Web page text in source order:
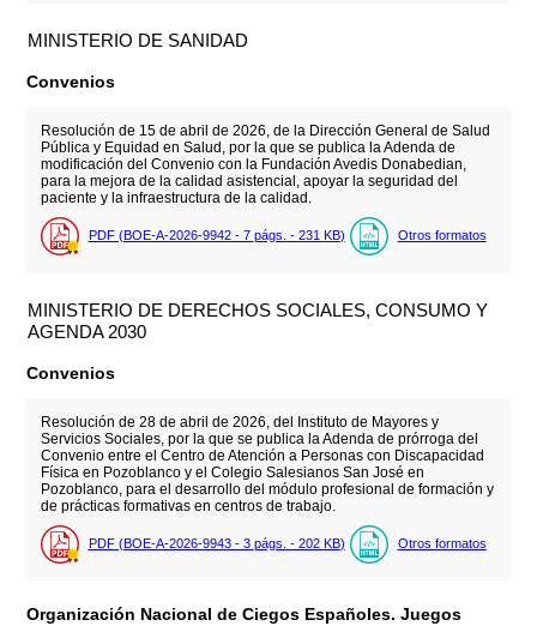
MINISTERIO DE SANIDAD
Convenios
Resolución de 15 de abril de 2026, de la Dirección General de Salud
Pública y Equidad en Salud, por la que se publica la Adenda de
modificación del Convenio con la Fundación Avedis Donabedian,
para la mejora de la calidad asistencial, apoyar la seguridad del
paciente y la infraestructura de la calidad.
PDF (BOE-A-2026-9942 - 7 págs. - 231 KB) Otros formatos
MINISTERIO DE DERECHOS SOCIALES, CONSUMO Y
AGENDA 2030
Convenios
Resolución de 28 de abril de 2026, del Instituto de Mayores y
Servicios Sociales, por la que se publica la Adenda de prórroga del
Convenio entre el Centro de Atención a Personas con Discapacidad
Física en Pozoblanco y el Colegio Salesianos San José en
Pozoblanco, para el desarrollo del módulo profesional de formación y
de prácticas formativas en centros de trabajo.
PDF (BOE-A-2026-9943 - 3 págs. - 202 KB) Otros formatos
Organización Nacional de Ciegos Españoles. Juegos